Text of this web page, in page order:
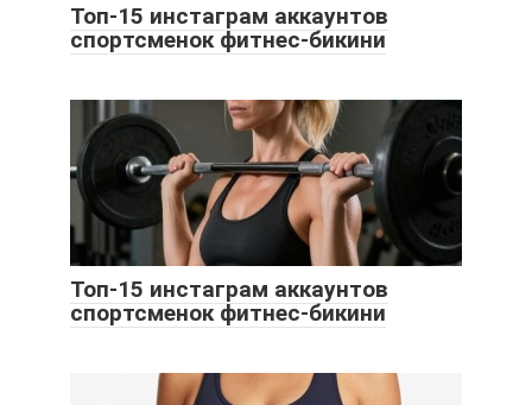
Топ-15 инстаграм аккаунтов
спортсменок фитнес-бикини
Топ-15 инстаграм аккаунтов
спортсменок фитнес-бикини